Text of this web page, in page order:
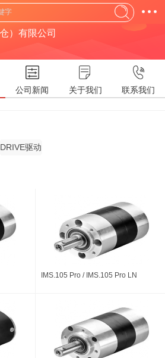
）有限公司
公司新闻 关于我们 联系我们
DRIVE驱动
IMS.105 Pro / IMS.105 Pro LN